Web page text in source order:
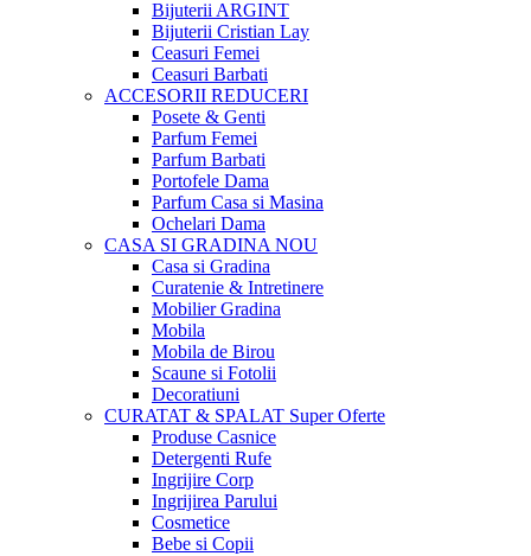
Bijuterii ARGINT
Bijuterii Cristian Lay
Ceasuri Femei
Ceasuri Barbati
ACCESORII REDUCERI
Posete & Genti
Parfum Femei
Parfum Barbati
Portofele Dama
Parfum Casa si Masina
Ochelari Dama
CASA SI GRADINANOU
Casa si Gradina
Curatenie & Intretinere
Mobilier Gradina
Mobila
Mobila de Birou
Scaune si Fotolii
Decoratiuni
CURATAT & SPALAT Super Oferte
Produse Casnice
Detergenti Rufe
Ingrijire Corp
Ingrijirea Parului
Cosmetice
Bebe si Copii